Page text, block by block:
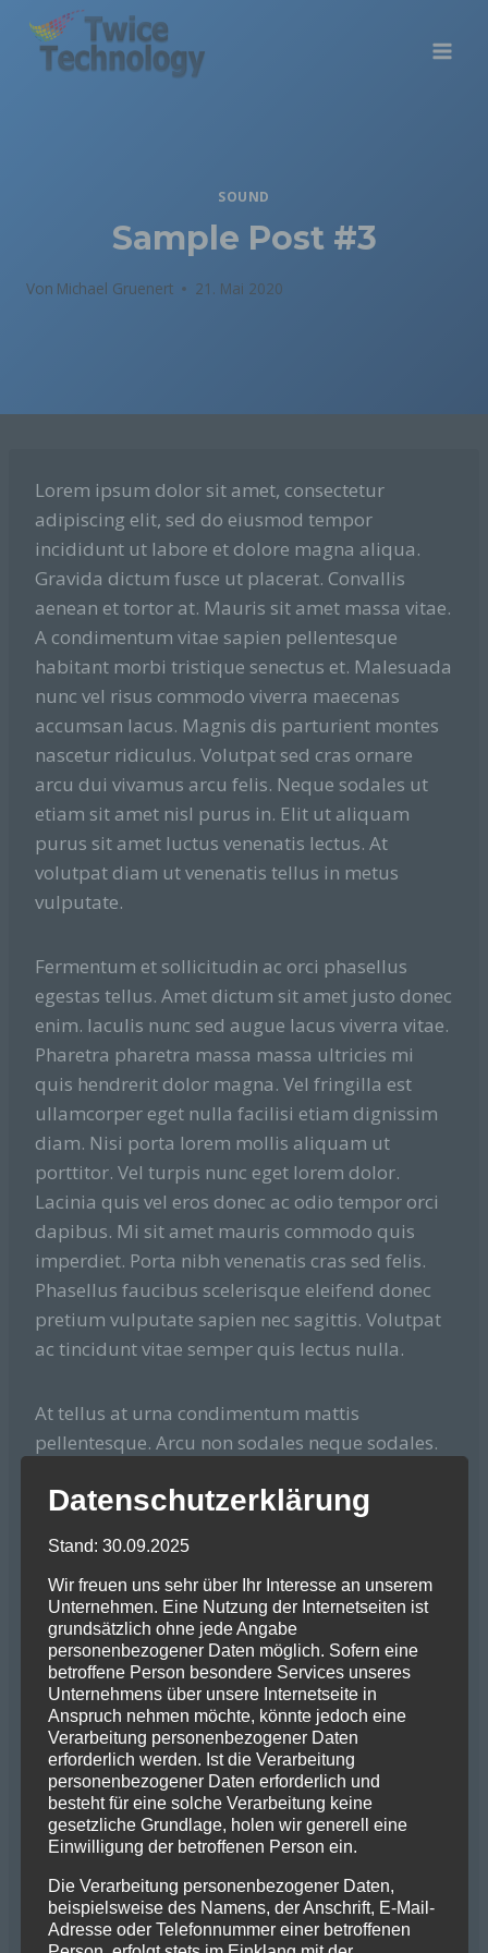
Inhalt
springen
SOUND
Sample Post #3
Von Michael Gruenert 21. Mai 2020
Lorem ipsum dolor sit amet, consectetur
adipiscing elit, sed do eiusmod tempor
incididunt ut labore et dolore magna aliqua.
Gravida dictum fusce ut placerat. Convallis
aenean et tortor at. Mauris sit amet massa vitae.
A condimentum vitae sapien pellentesque
habitant morbi tristique senectus et. Malesuada
nunc vel risus commodo viverra maecenas
accumsan lacus. Magnis dis parturient montes
nascetur ridiculus. Volutpat sed cras ornare
arcu dui vivamus arcu felis. Neque sodales ut
etiam sit amet nisl purus in. Elit ut aliquam
purus sit amet luctus venenatis lectus. At
volutpat diam ut venenatis tellus in metus
vulputate.
Fermentum et sollicitudin ac orci phasellus
egestas tellus. Amet dictum sit amet justo donec
enim. Iaculis nunc sed augue lacus viverra vitae.
Pharetra pharetra massa massa ultricies mi
quis hendrerit dolor magna. Vel fringilla est
ullamcorper eget nulla facilisi etiam dignissim
diam. Nisi porta lorem mollis aliquam ut
porttitor. Vel turpis nunc eget lorem dolor.
Lacinia quis vel eros donec ac odio tempor orci
dapibus. Mi sit amet mauris commodo quis
imperdiet. Porta nibh venenatis cras sed felis.
Phasellus faucibus scelerisque eleifend donec
pretium vulputate sapien nec sagittis. Volutpat
ac tincidunt vitae semper quis lectus nulla.
At tellus at urna condimentum mattis
pellentesque. Arcu non sodales neque sodales.
pretium viverra suspendisse potenti nullam ac
pellentesque elit ullamcorper dignissim. Donec
adipiscing tristique risus nec feugiat in. Ut
ornare lectus sit amet. Hendrerit dolor magna
eget est lorem. Ipsum suspendisse ultrices
gravida dictum fusce. Ultricies leo integer
malesuada nunc vel risus commodo viverra.
Mauris in aliquam sem fringilla. Fermentum
odio eu feugiat pretium.
Tellus in metus vulputate eu scelerisque felis
imperdiet proin. Eu ultrices vitae auctor eu
augue ut lectus. Enim sed faucibus turpis in eu.
Hac habitasse platea dictumst quisque sagittis
Datenschutzerklärung
Stand: 30.09.2025
Wir freuen uns sehr über Ihr Interesse an unserem
Unternehmen. Eine Nutzung der Internetseiten ist
grundsätzlich ohne jede Angabe
personenbezogener Daten möglich. Sofern eine
betroffene Person besondere Services unseres
Unternehmens über unsere Internetseite in
Anspruch nehmen möchte, könnte jedoch eine
Verarbeitung personenbezogener Daten
erforderlich werden. Ist die Verarbeitung
personenbezogener Daten erforderlich und
besteht für eine solche Verarbeitung keine
gesetzliche Grundlage, holen wir generell eine
Einwilligung der betroffenen Person ein.
Die Verarbeitung personenbezogener Daten,
beispielsweise des Namens, der Anschrift, E-Mail-
Adresse oder Telefonnummer einer betroffenen